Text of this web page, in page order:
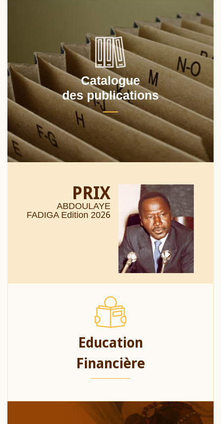
Catalogue
des publications
PRIX
ABDOULAYE
FADIGA Edition 2026
Education
Financière